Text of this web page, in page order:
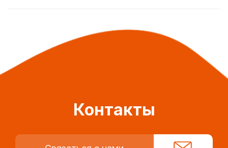
Контакты